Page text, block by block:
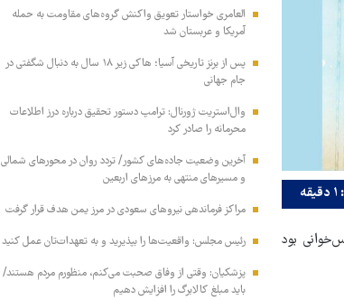
بود
العامری خواستار تعویق واکنش گروه‌های مقاومت به حمله
آمریکا و عربستان شد
پس از برنز تاریخی آسیا؛ هاکی زیر ۱۸ سال به دنبال شگفتی در
جام جهانی
وال‌استریت ژورنال: ترامپ دستور تحقیق درباره درز اطلاعات
محرمانه را صادر کرد
آخرین وضعیت جاده‌های کشور/ تردد روان در محورهای شمالی
و مسیرهای منتهی به مرزهای اربعین
مراکز فرماندهی نیروهای سعودی در مرز یمن هدف قرار گرفت
رئیس مجلس: واقعیت‌ها را بپذیرید و به تعهدات‌تان عمل کنید
پزشکیان: وقتی از وفاق صحبت می‌کنم، منظورم مردم هستند/
باید مبلغ کالابرگ را افزایش دهیم